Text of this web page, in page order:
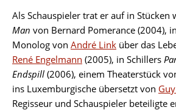
Als Schauspieler trat er auf in Stücken
Man von Bernard Pomerance (2004), in
Monolog von André Link über das
René Engelmann (2005), in Schillers
Endspill (2006), einem Theaterstück
ins Luxemburgische übersetzt von
Regisseur und Schauspieler beteiligte